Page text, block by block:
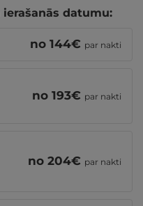
datumu:
no 144€ par nakti
no 193€ par nakti
no 204€ par nakti